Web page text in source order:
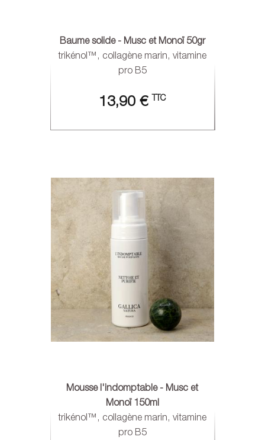
Baume solide - Musc et Monoï 50gr
trikénol™, collagène marin, vitamine
pro B5
13,90 € TTC
Mousse l'indomptable - Musc et
Monoï 150ml
trikénol™, collagène marin, vitamine
pro B5